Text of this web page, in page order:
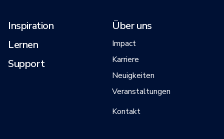
Inspiration
Lernen
Support
Über uns
Impact
Karriere
Neuigkeiten
Veranstaltungen
Kontakt